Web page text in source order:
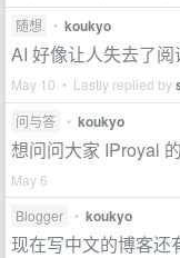
随想 • koukyo
AI 好像让人失去了
May 10 • Lastly replied by
问与答 • koukyo
想问问大家 IProyal
May 6
Blogger
• koukyo
现在写中文的博客还